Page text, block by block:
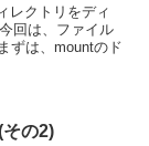
レクトリをディ
回は、ファイル
ずは、mountのド
の2)